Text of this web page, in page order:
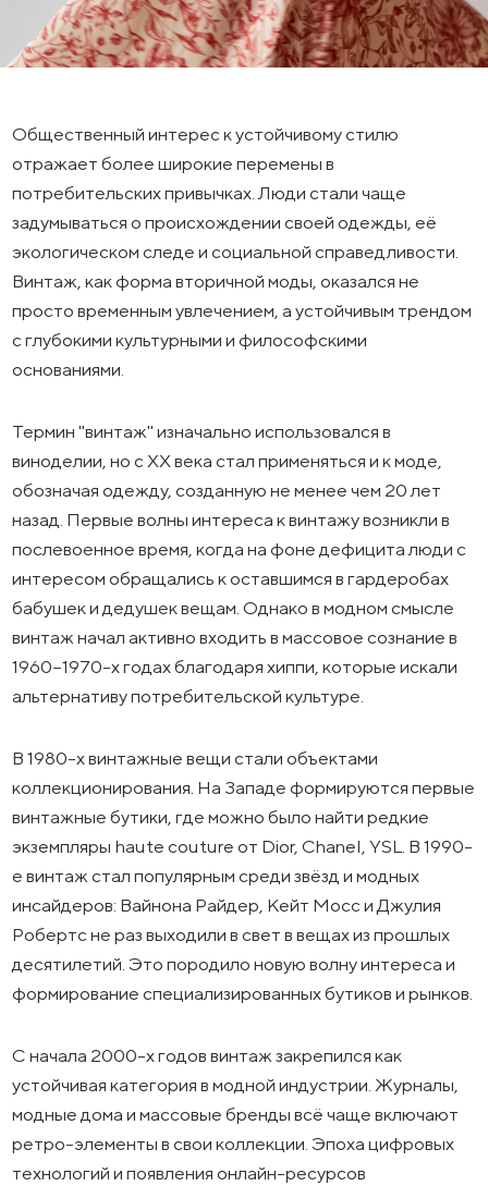
Общественный интерес к устойчивому стилю
отражает более широкие перемены в
потребительских привычках. Люди стали чаще
задумываться о происхождении своей одежды, её
экологическом следе и социальной справедливости.
Винтаж, как форма вторичной моды, оказался не
просто временным увлечением, а устойчивым трендом
с глубокими культурными и философскими
основаниями.
Термин "винтаж" изначально использовался в
виноделии, но с XX века стал применяться и к моде,
обозначая одежду, созданную не менее чем 20 лет
назад. Первые волны интереса к винтажу возникли в
послевоенное время, когда на фоне дефицита люди с
интересом обращались к оставшимся в гардеробах
бабушек и дедушек вещам. Однако в модном смысле
винтаж начал активно входить в массовое сознание в
1960–1970-х годах благодаря хиппи, которые искали
альтернативу потребительской культуре.
В 1980-х винтажные вещи стали объектами
коллекционирования. На Западе формируются первые
винтажные бутики, где можно было найти редкие
экземпляры haute couture от Dior, Chanel, YSL. В 1990-
е винтаж стал популярным среди звёзд и модных
инсайдеров: Вайнона Райдер, Кейт Мосс и Джулия
Робертс не раз выходили в свет в вещах из прошлых
десятилетий. Это породило новую волну интереса и
формирование специализированных бутиков и рынков.
С начала 2000-х годов винтаж закрепился как
устойчивая категория в модной индустрии. Журналы,
модные дома и массовые бренды всё чаще включают
ретро-элементы в свои коллекции. Эпоха цифровых
технологий и появления онлайн-ресурсов